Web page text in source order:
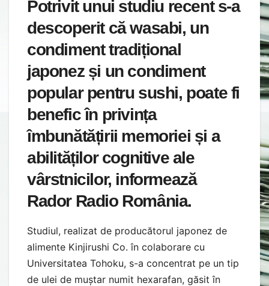
Potrivit unui studiu recent s-a
descoperit că wasabi, un
condiment tradițional
japonez și un condiment
popular pentru sushi, poate fi
benefic în privința
îmbunătățirii memoriei și a
abilităților cognitive ale
vârstnicilor, informează
Rador Radio România.
Studiul, realizat de producătorul japonez de
alimente Kinjirushi Co. în colaborare cu
Universitatea Tohoku, s-a concentrat pe un tip
de ulei de muștar numit hexarafan, găsit în